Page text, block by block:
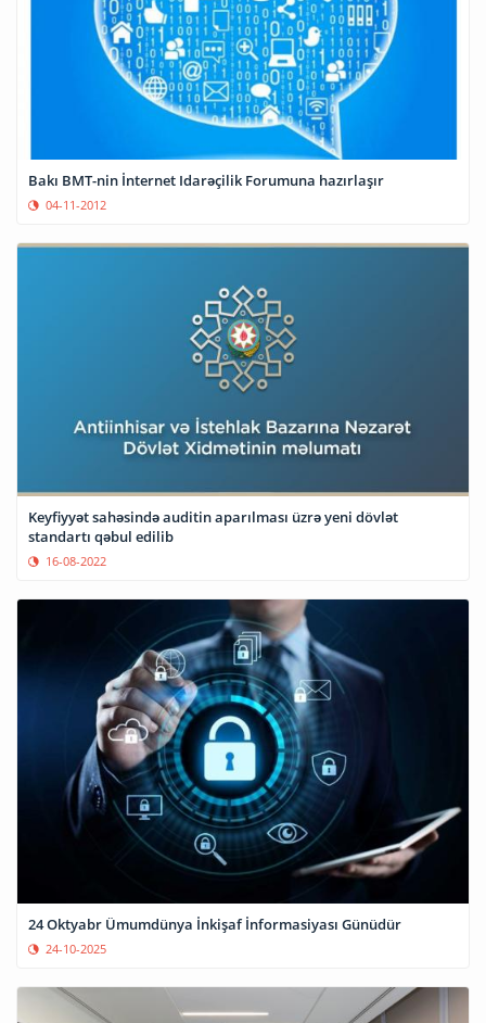
Bakı BMT-nin İnternet Idarəçilik Forumuna hazırlaşır
04-11-2012
Keyfiyyət sahəsində auditin aparılması üzrə yeni dövlət
standartı qəbul edilib
16-08-2022
24 Oktyabr Ümumdünya İnkişaf İnformasiyası Günüdür
24-10-2025